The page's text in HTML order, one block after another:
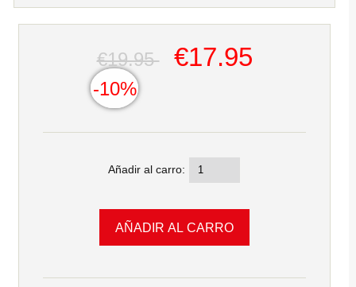
€19.95 €17.95
-10%
Añadir al carro: